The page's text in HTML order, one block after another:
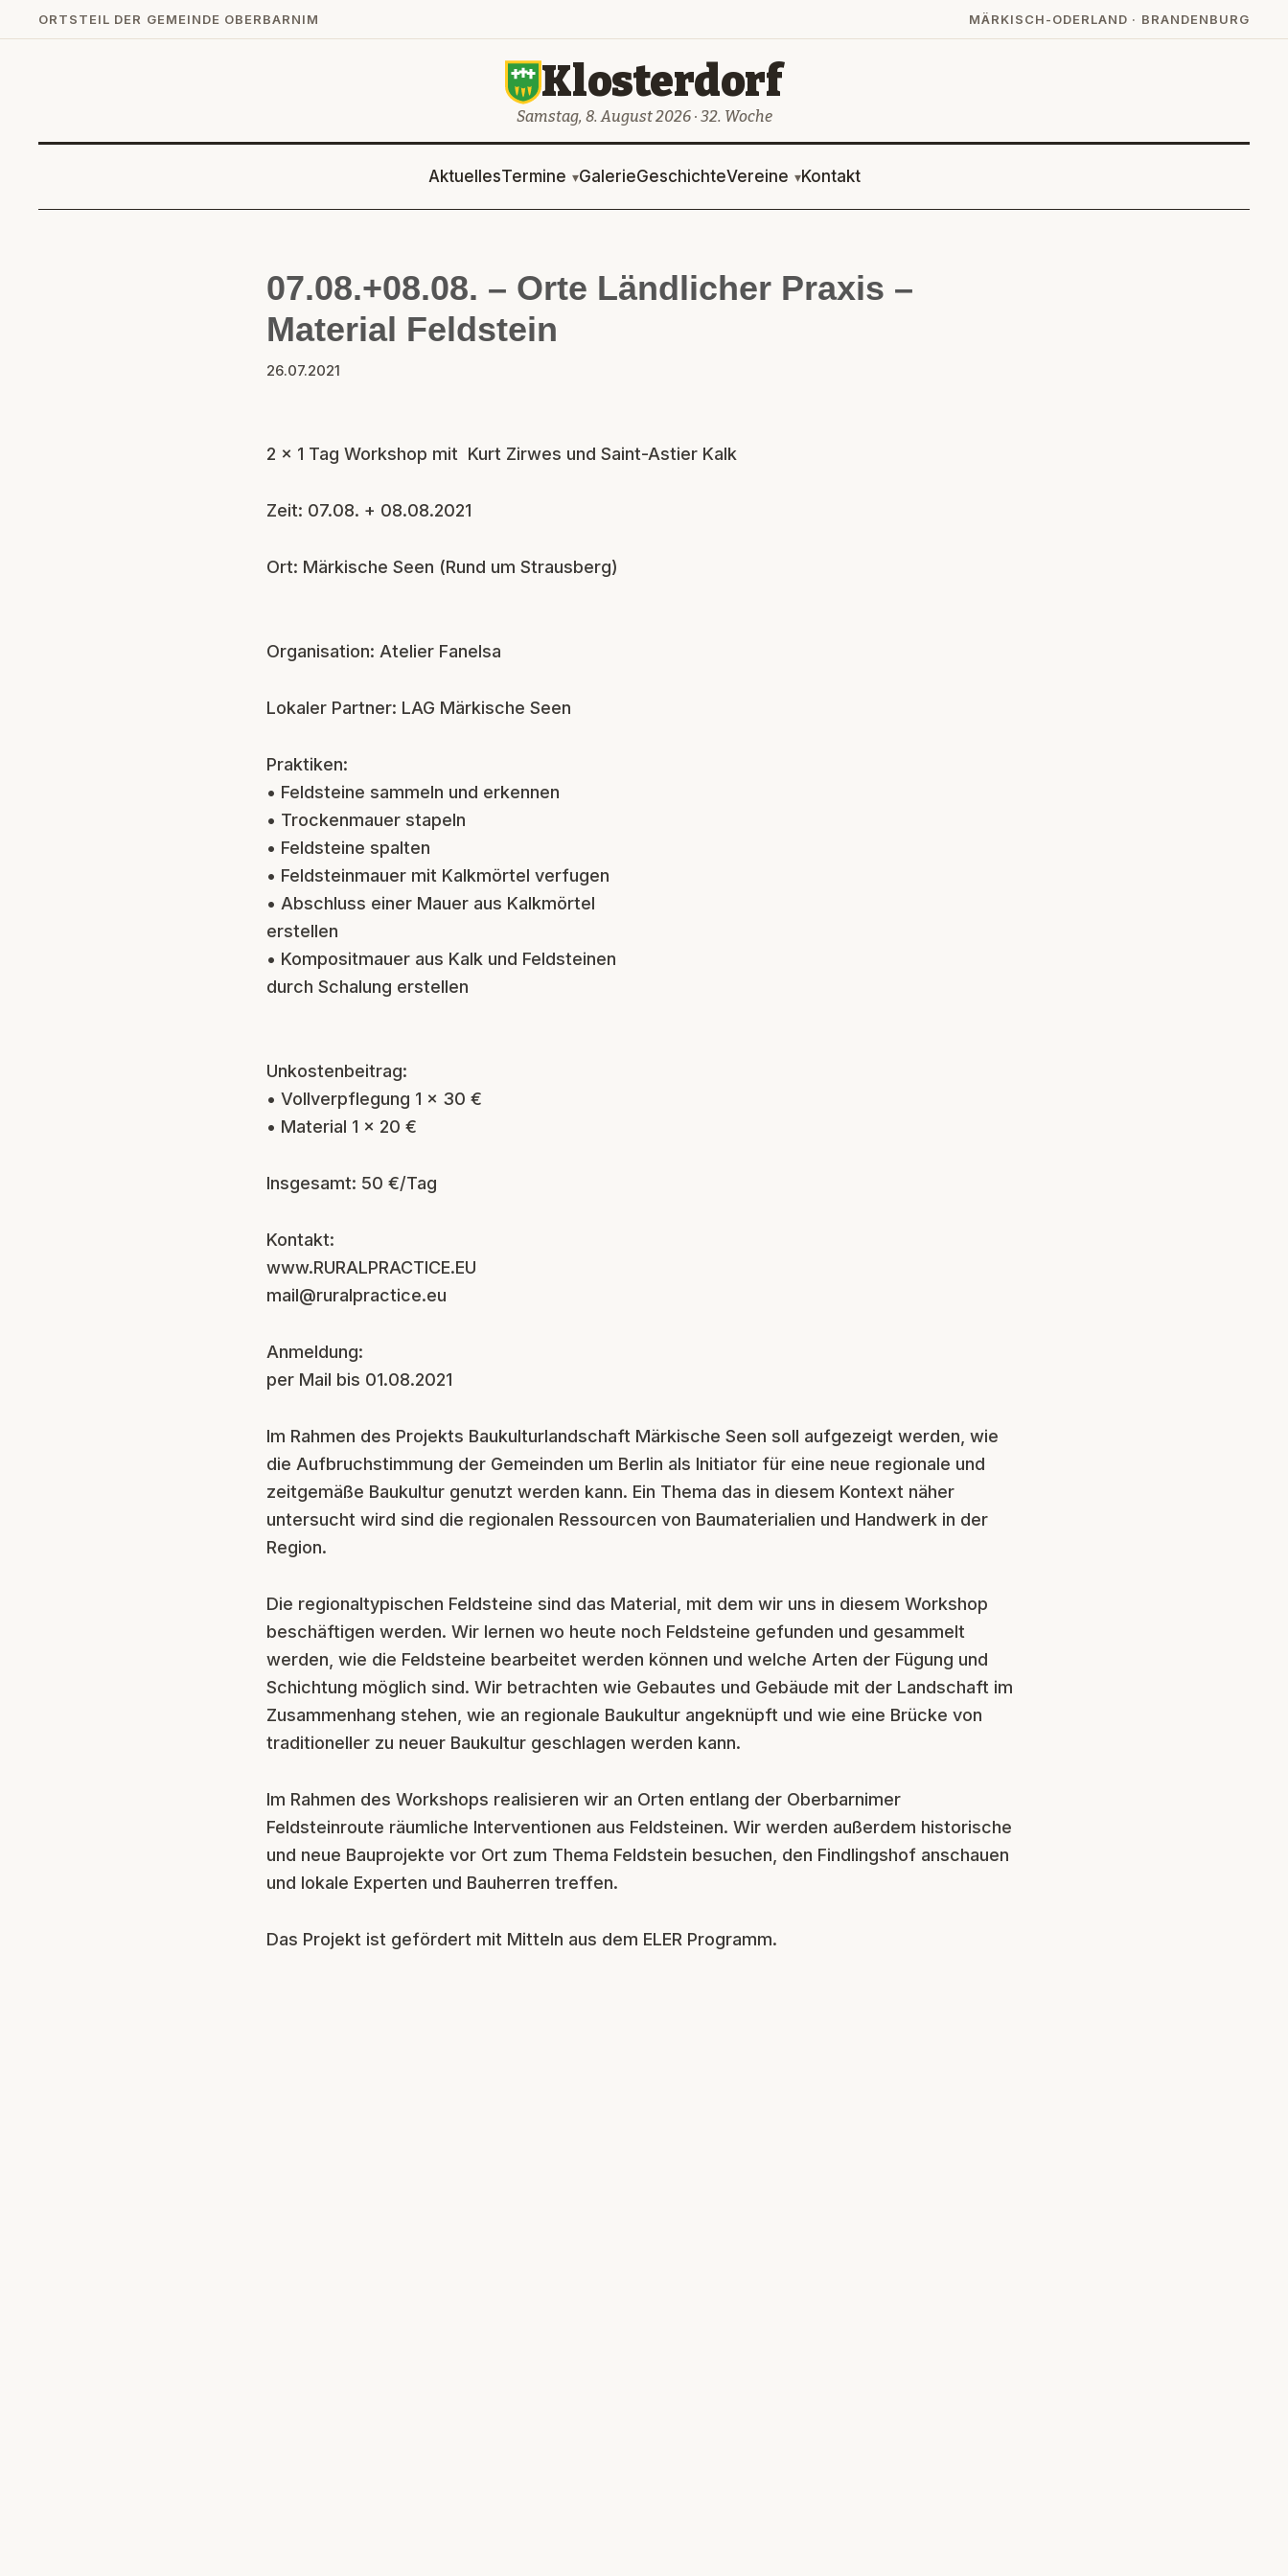
ORTSTEIL DER GEMEINDE OBERBARNIM MÄRKISCH-ODERLAND · BRANDENBURG
Klosterdorf
Samstag, 8. August 2026 · 32. Woche
AktuellesTermine GalerieGeschichteVereine Kontakt
07.08.+08.08. – Orte Ländlicher Praxis –
Material Feldstein
26.07.2021
2 x 1 Tag Workshop mit Kurt Zirwes und Saint-Astier Kalk
Zeit: 07.08. + 08.08.2021
Ort: Märkische Seen (Rund um Strausberg)
Organisation: Atelier Fanelsa
Lokaler Partner: LAG Märkische Seen
Praktiken:
• Feldsteine sammeln und erkennen
• Trockenmauer stapeln
• Feldsteine spalten
• Feldsteinmauer mit Kalkmörtel verfugen
• Abschluss einer Mauer aus Kalkmörtel
erstellen
• Kompositmauer aus Kalk und Feldsteinen
durch Schalung erstellen
Unkostenbeitrag:
• Vollverpflegung 1 x 30 €
• Material 1 x 20 €
Insgesamt: 50 €/Tag
Kontakt:
www.RURALPRACTICE.EU
mail@ruralpractice.eu
Anmeldung:
per Mail bis 01.08.2021
Im Rahmen des Projekts Baukulturlandschaft Märkische Seen soll aufgezeigt werden, wie
die Aufbruchstimmung der Gemeinden um Berlin als Initiator für eine neue regionale und
zeitgemäße Baukultur genutzt werden kann. Ein Thema das in diesem Kontext näher
untersucht wird sind die regionalen Ressourcen von Baumaterialien und Handwerk in der
Region.
Die regionaltypischen Feldsteine sind das Material, mit dem wir uns in diesem Workshop
beschäftigen werden. Wir lernen wo heute noch Feldsteine gefunden und gesammelt
werden, wie die Feldsteine bearbeitet werden können und welche Arten der Fügung und
Schichtung möglich sind. Wir betrachten wie Gebautes und Gebäude mit der Landschaft im
Zusammenhang stehen, wie an regionale Baukultur angeknüpft und wie eine Brücke von
traditioneller zu neuer Baukultur geschlagen werden kann.
Im Rahmen des Workshops realisieren wir an Orten entlang der Oberbarnimer
Feldsteinroute räumliche Interventionen aus Feldsteinen. Wir werden außerdem historische
und neue Bauprojekte vor Ort zum Thema Feldstein besuchen, den Findlingshof anschauen
und lokale Experten und Bauherren treffen.
Das Projekt ist gefördert mit Mitteln aus dem ELER Programm.